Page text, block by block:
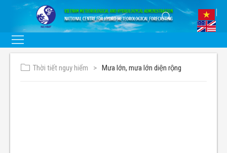
Thời tiết nguy hiểm Mưa lớn, mưa lớn diện rộng